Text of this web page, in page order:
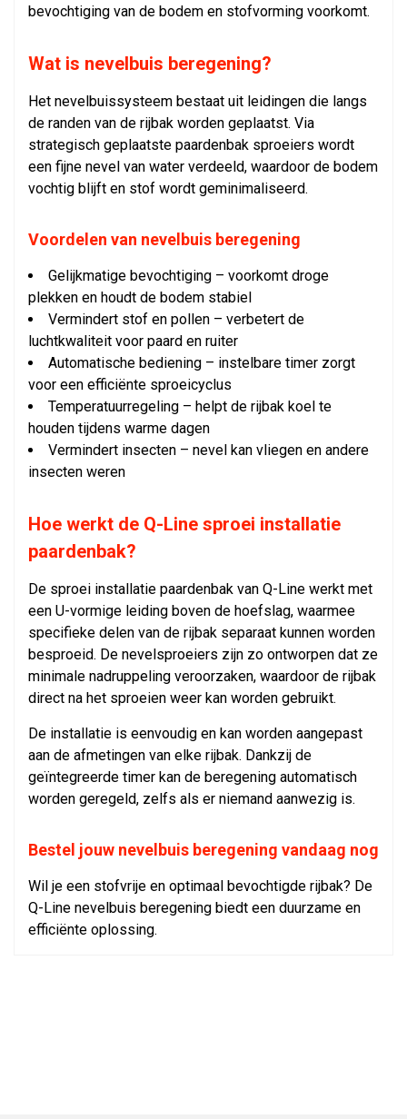
bevochtiging van de bodem en stofvorming voorkomt.
Wat is nevelbuis beregening?
Het nevelbuissysteem bestaat uit leidingen die langs
de randen van de rijbak worden geplaatst. Via
strategisch geplaatste paardenbak sproeiers wordt
een fijne nevel van water verdeeld, waardoor de bodem
vochtig blijft en stof wordt geminimaliseerd.
Voordelen van nevelbuis beregening
Gelijkmatige bevochtiging – voorkomt droge
plekken en houdt de bodem stabiel
Vermindert stof en pollen – verbetert de
luchtkwaliteit voor paard en ruiter
Automatische bediening – instelbare timer zorgt
voor een efficiënte sproeicyclus
Temperatuurregeling – helpt de rijbak koel te
houden tijdens warme dagen
Vermindert insecten – nevel kan vliegen en andere
insecten weren
Hoe werkt de Q-Line sproei installatie
paardenbak?
De sproei installatie paardenbak van Q-Line werkt met
een U-vormige leiding boven de hoefslag, waarmee
specifieke delen van de rijbak separaat kunnen worden
besproeid. De nevelsproeiers zijn zo ontworpen dat ze
minimale nadruppeling veroorzaken, waardoor de rijbak
direct na het sproeien weer kan worden gebruikt.
De installatie is eenvoudig en kan worden aangepast
aan de afmetingen van elke rijbak. Dankzij de
geïntegreerde timer kan de beregening automatisch
worden geregeld, zelfs als er niemand aanwezig is.
Bestel jouw nevelbuis beregening vandaag nog
Wil je een stofvrije en optimaal bevochtigde rijbak? De
Q-Line nevelbuis beregening biedt een duurzame en
efficiënte oplossing.